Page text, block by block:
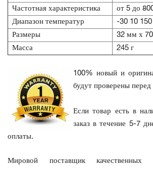
Частотная характеристика
от 5 до
Диапазон температур
-30 10
Размеры
32 мм х
Масса
245 г
100% новый и
будут проверены перед
Если товар есть в
заказ в течение 5-7
оплаты.
Мировой поставщик качественных